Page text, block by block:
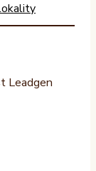
Leadgen